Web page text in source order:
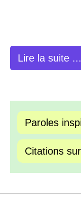
Lire la suite ...
Paroles
Citations